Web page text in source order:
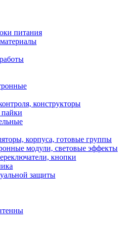
питания
конструкторы
корпуса, готовые группы
модули, световые эффекты
кнопки
защиты